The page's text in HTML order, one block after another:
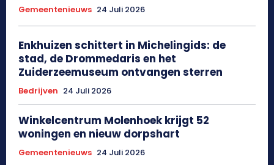
Gemeentenieuws 24 Juli 2026
Enkhuizen schittert in Michelingids: de
stad, de Drommedaris en het
Zuiderzeemuseum ontvangen sterren
Bedrijven 24 Juli 2026
Winkelcentrum Molenhoek krijgt 52
woningen en nieuw dorpshart
Gemeentenieuws 24 Juli 2026